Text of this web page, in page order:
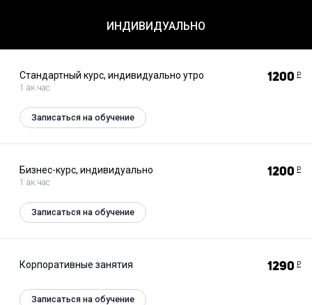
ИНДИВИДУАЛЬНО
Стандартный курс, индивидуально утро
1 ак.час
1200 Р
Записаться на обучение
Бизнес-курс, индивидуально
1 ак.час
1200 Р
Записаться на обучение
Корпоративные занятия 1290 Р
Записаться на обучение